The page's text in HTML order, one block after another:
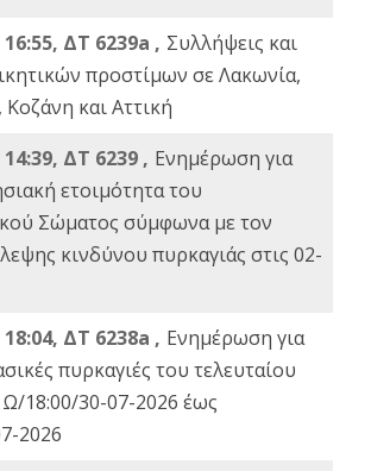
ΔΤ 6239a , Συλλήψεις και
προστίμων σε Λακωνία,
Κοζάνη και Αττική
ΔΤ 6239 , Ενημέρωση για
ετοιμότητα του
Σώματος σύμφωνα με τον
κινδύνου πυρκαγιάς στις 02-
ΔΤ 6238a , Ενημέρωση για
πυρκαγιές του τελευταίου
18:00/30-07-2026 έως
2026